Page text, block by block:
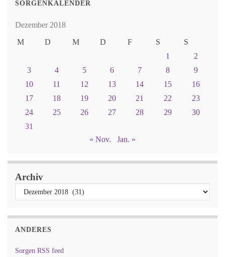
SORGENKALENDER
Dezember 2018
M
D M D F S
S
1
2
3
4 5 6 7 8
9
10
11 12 13 14 15
16
17
18 19 20 21 22
23
24
25 26 27 28 29
30
31
« Nov.
Jan. »
Archiv
ANDERES
Sorgen RSS feed